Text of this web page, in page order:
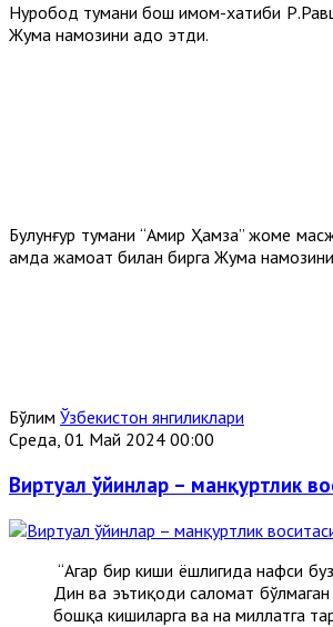
Нуробод тумани бош имом-хатиби
Жума намозини адо этди.
Булунғур тумани “Амир Ҳамза” жоме
ҳамда жамоат билан бирга Жума
Бўлим Ўзбекистон янгиликлари
Среда, 01 Май 2024 00:00
Виртуал ўйинлар – манқуртлик
“Агар бир киши ёшлигида нафси
Дин ва эътиқоди саломат
бошқа кишиларга ва на миллатга